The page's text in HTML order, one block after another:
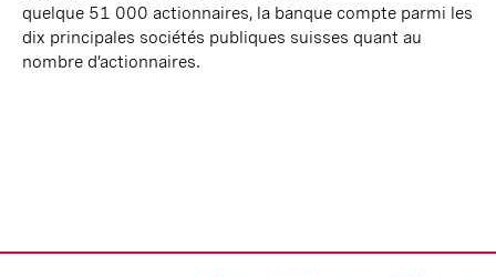
quelque 51 000 actionnaires, la banque compte parmi les
dix principales sociétés publiques suisses quant au
nombre d’actionnaires.